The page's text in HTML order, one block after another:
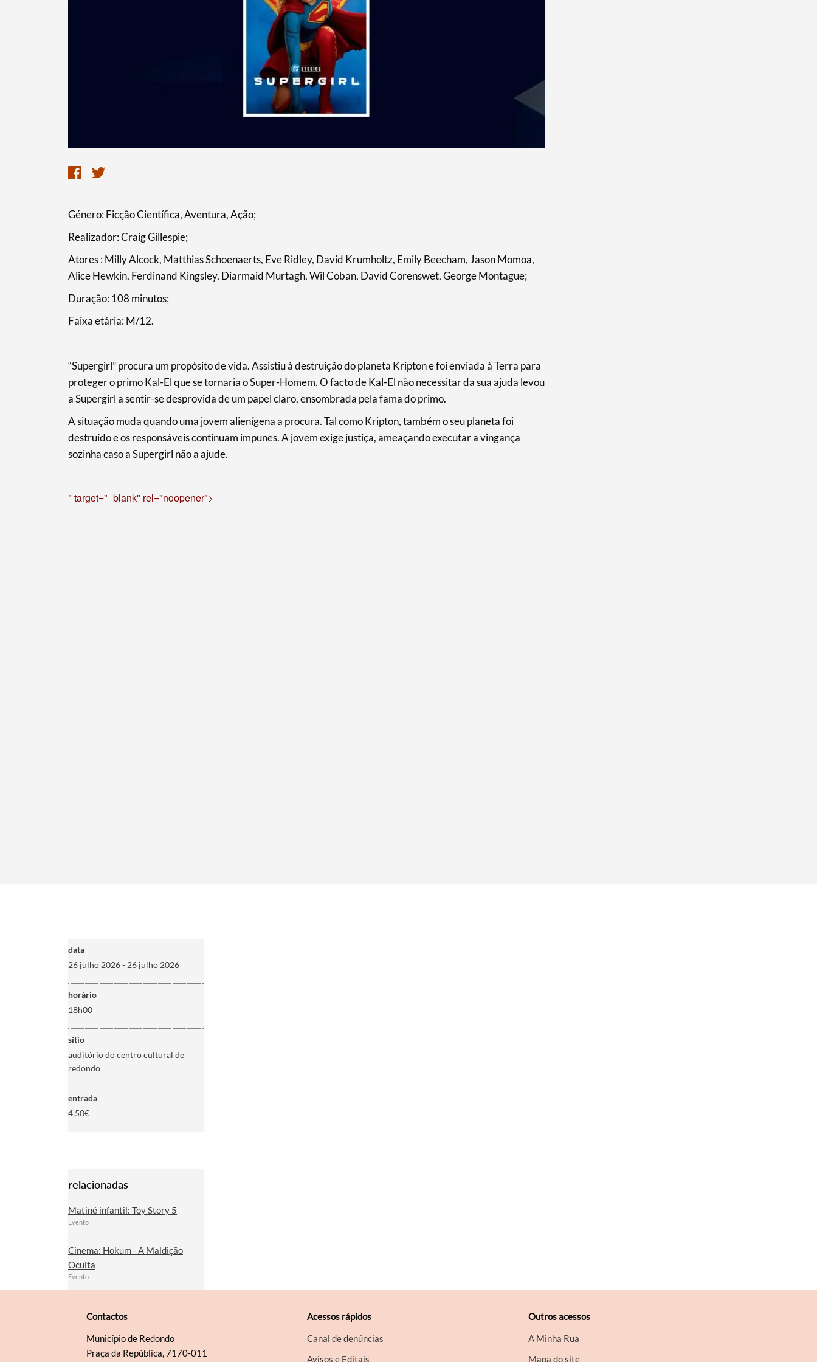
Género: Ficção Científica, Aventura, Ação;
Realizador: Craig Gillespie;
Atores : Milly Alcock, Matthias Schoenaerts, Eve Ridley, David Krumholtz, Emily Beecham, Jason Momoa,
Alice Hewkin, Ferdinand Kingsley, Diarmaid Murtagh, Wil Coban, David Corenswet, George Montague;
Duração: 108 minutos;
Faixa etária: M/12.
“Supergirl” procura um propósito de vida. Assistiu à destruição do planeta Kripton e foi enviada à Terra para
proteger o primo Kal-El que se tornaria o Super-Homem. O facto de Kal-El não necessitar da sua ajuda levou
a Supergirl a sentir-se desprovida de um papel claro, ensombrada pela fama do primo.
A situação muda quando uma jovem alienígena a procura. Tal como Kripton, também o seu planeta foi
destruído e os responsáveis continuam impunes. A jovem exige justiça, ameaçando executar a vingança
sozinha caso a Supergirl não a ajude.
" target="_blank" rel="noopener">
data
26 julho 2026 - 26 julho 2026
horário
18h00
sitio
auditório do centro cultural de
redondo
entrada
4,50€
relacionadas
Matiné infantil: Toy Story 5
Evento
Cinema: Hokum - A Maldição
Oculta
Evento
Contactos
Município de Redondo
Praça da República, 7170-011
Acessos rápidos
Canal de denúncias
Avisos e Editais
Outros acessos
A Minha Rua
Mapa do site